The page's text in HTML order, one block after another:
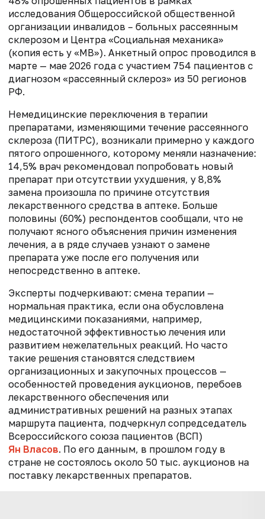
исследования Общероссийской общественной
организации инвалидов – больных рассеянным
склерозом и Центра «Социальная механика»
(копия есть у «МВ»). Анкетный опрос проводился в
марте — мае 2026 года с участием 754 пациентов с
диагнозом «рассеянный склероз» из 50 регионов
РФ.
Немедицинские переключения в терапии
препаратами, изменяющими течение рассеянного
склероза (ПИТРС), возникали примерно у каждого
пятого опрошенного, которому меняли назначение:
14,5% врач рекомендовал попробовать новый
препарат при отсутствии ухудшения, у 8,8%
замена произошла по причине отсутствия
лекарственного средства в аптеке. Больше
половины (60%) респондентов сообщали, что не
получают ясного объяснения причин изменения
лечения, а в ряде случаев узнают о замене
препарата уже после его получения или
непосредственно в аптеке.
Эксперты подчеркивают: смена терапии —
нормальная практика, если она обусловлена
медицинскими показаниями, например,
недостаточной эффективностью лечения или
развитием нежелательных реакций. Но часто
такие решения становятся следствием
организационных и закупочных процессов —
особенностей проведения аукционов, перебоев
лекарственного обеспечения или
административных решений на разных этапах
маршрута пациента, подчеркнул сопредседатель
Всероссийского союза пациентов (ВСП)
Ян Власов. По его данным, в прошлом году в
стране не состоялось около 50 тыс. аукционов на
поставку лекарственных препаратов.